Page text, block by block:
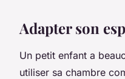
Adapter son
Un petit enfant a
utiliser sa chambre